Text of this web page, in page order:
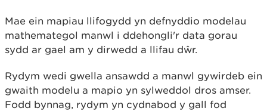
Mae ein mapiau llifogydd yn defnyddio modelau
mathemategol manwl i ddehongli'r data gorau
sydd ar gael am y dirwedd a llifau dŵr.
Rydym wedi gwella ansawdd a manwl gywirdeb ein
gwaith modelu a mapio yn sylweddol dros amser.
Fodd bynnag, rydym yn cydnabod y gall fod